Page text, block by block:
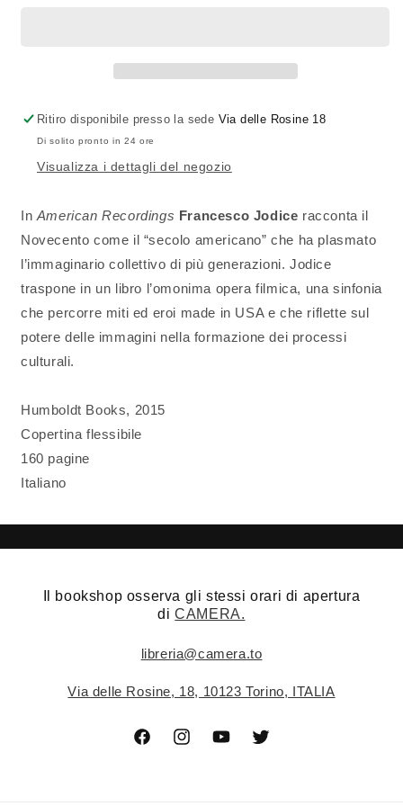
Ritiro disponibile presso la sede Via delle Rosine 18
Di solito pronto in 24 ore
Visualizza i dettagli del negozio
In American Recordings Francesco Jodice racconta il
Novecento come il “secolo americano” che ha plasmato
l’immaginario collettivo di più generazioni. Jodice
traspone in un libro l’omonima opera filmica, una sinfonia
che percorre miti ed eroi made in USA e che riflette sul
potere delle immagini nella formazione dei processi
culturali.
Humboldt Books, 2015
Copertina flessibile
160 pagine
Italiano
Il bookshop osserva gli stessi orari di apertura
diCAMERA.
libreria@camera.to
Via delle Rosine, 18, 10123 Torino, ITALIA
FacebookInstagramYouTubeTwitter